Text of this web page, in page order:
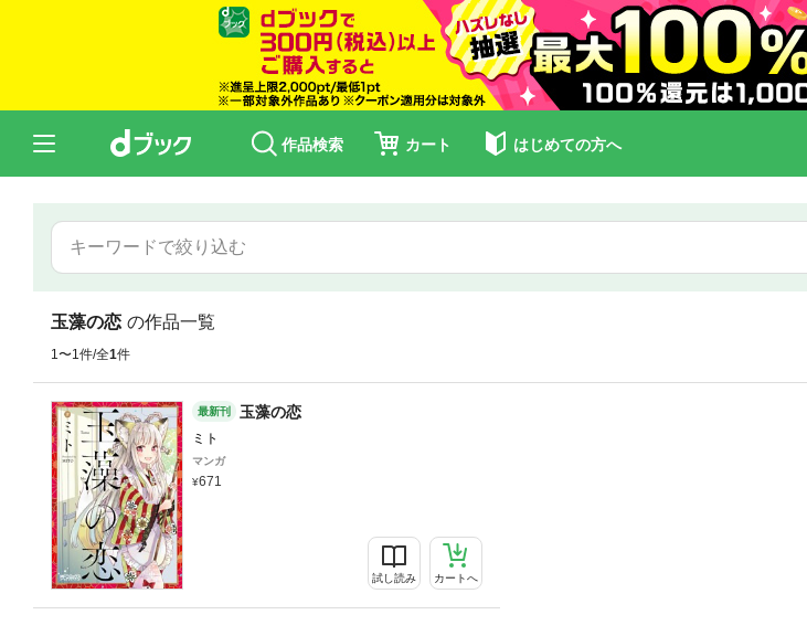
作品検索 カート はじめての方へ
玉藻の恋 の作品一覧
1〜1件/全1件
最新刊 玉藻の恋
ミト
マンガ
671
試し読み カートへ